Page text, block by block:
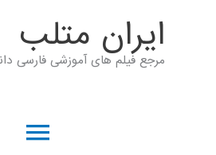
ايران متلب
مرجع فیلم های آموزشی فارسی